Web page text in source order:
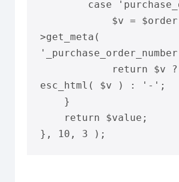
>get_meta(
esc_html( $v ) : '-';
}, 10, 3 );